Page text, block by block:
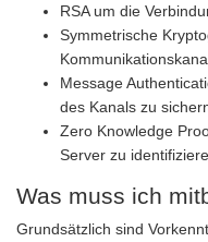
RSA um die
Symmetrische
Message
des Kanals zu
Zero Knowledge
Server zu
Was muss ich
Grundsätzlich sind